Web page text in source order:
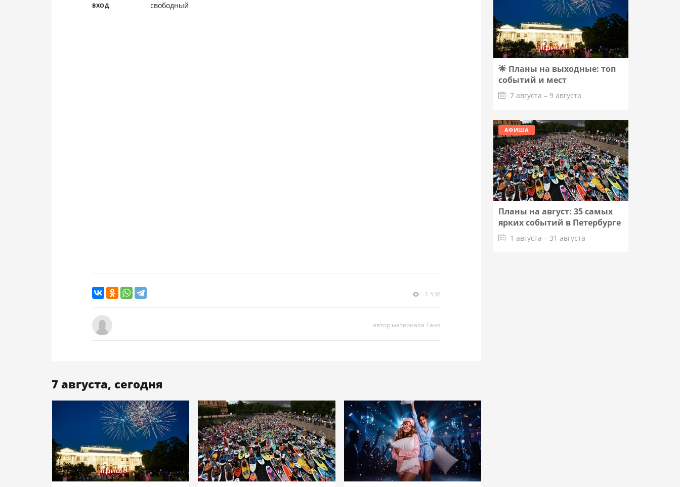
ВХОД свободный
1 536
автор материала Таня
7 августа, сегодня
🌟 Планы на выходные: топ
событий и мест
7 августа – 9 августа
Подробнее
АФИША
Планы на август: 35 самых
ярких событий в Петербурге
1 августа – 31 августа